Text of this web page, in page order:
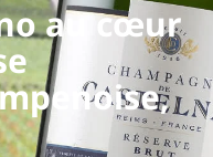
au cœur